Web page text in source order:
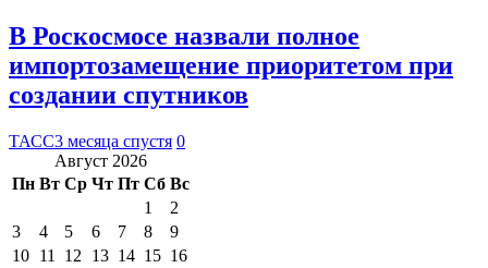
В Роскосмосе назвали полное
импортозамещение приоритетом при
создании спутников
ТАСС3 месяца спустя 0
Август 2026
Пн Вт Ср Чт Пт Сб Вс
1
2
3
4 5 6 7 8
9
10 11 12 13 14 15 16